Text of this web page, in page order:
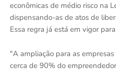
econômicas de médio risco na
dispensando-as de atos de
Essa regra já está em vigor
"A ampliação para as
cerca de 90% do